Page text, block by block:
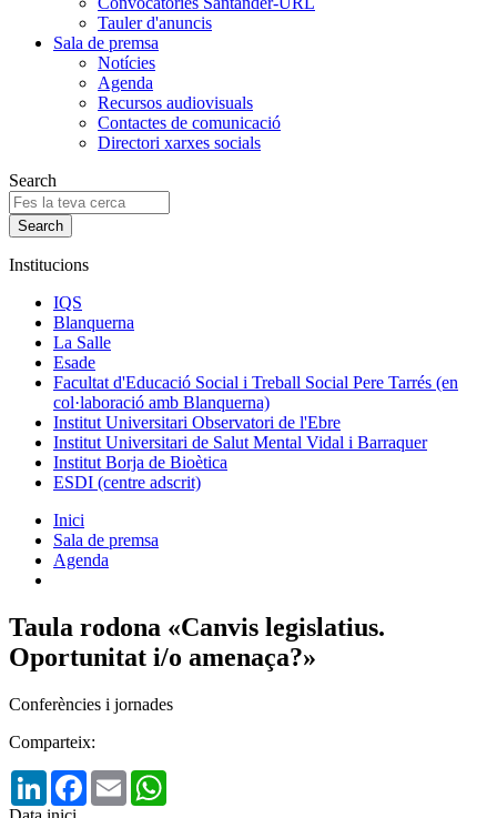
Tauler d'anuncis
Sala de premsa
Notícies
Agenda
Recursos audiovisuals
Contactes de comunicació
Directori xarxes socials
Search
Institucions
IQS
Blanquerna
La Salle
Esade
Facultat d'Educació Social i Treball Social Pere Tarrés (en
col·laboració amb Blanquerna)
Institut Universitari Observatori de l'Ebre
Institut Universitari de Salut Mental Vidal i Barraquer
Institut Borja de Bioètica
ESDI (centre adscrit)
Inici
Sala de premsa
Agenda
Taula rodona «Canvis legislatius.
Oportunitat i/o amenaça?»
Conferències i jornades
Comparteix:
LinkedInFacebook
Email